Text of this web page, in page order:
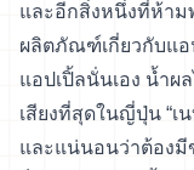
และอีกสิ่งหนึ่งที่ห้าม
ผลิตภัณฑ์เกี่ยวกับแอ
แอปเปิ้ลนั่นเอง น้ำผ
เสียงที่สุดในญี่ปุ่น “เน
และแน่นอนว่าต้อง